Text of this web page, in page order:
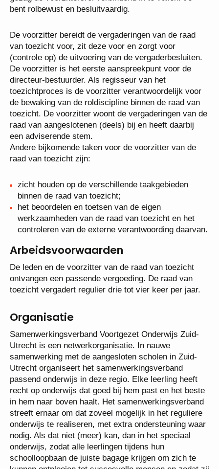
statuur en natuurlijk gezag de voorzittersrol
besluitvaardig.
De voorzitter bereidt de vergaderingen van de raad
van toezicht voor, zit deze voor en zorgt voor
(controle op) de uitvoering van de
vergaderbesluiten. De voorzitter is het eerste
aanspreekpunt voor de directeur-bestuurder. Als
regisseur van het toezichtproces is de voorzitter
verantwoordelijk voor de bewaking van de
roldiscipline binnen de raad van toezicht. De
voorzitter woont de vergaderingen van de raad van
aangeslotenen (deels) bij en heeft daarbij een
Andere bijkomende taken voor de voorzitter van de
raad van toezicht zijn:
zicht houden op de verschillende taakgebieden
binnen de raad van toezicht;
werkzaamheden van de raad van toezicht en het
controleren van de externe verantwoording
daarvan.
Arbeidsvoorwaarden
De leden en de voorzitter van de raad van toezicht
ontvangen een passende vergoeding. De raad van
toezicht vergadert regulier drie tot vier keer per jaar.
Organisatie
Samenwerkingsverband Voortgezet Onderwijs Zuid-
Utrecht is een netwerkorganisatie. In nauwe
samenwerking met de aangesloten scholen in Zuid-
Utrecht organiseert het samenwerkingsverband
passend onderwijs in deze regio. Elke leerling heeft
recht op onderwijs dat goed bij hem past en het
beste in hem naar boven haalt. Het
samenwerkingsverband streeft ernaar om dat zoveel